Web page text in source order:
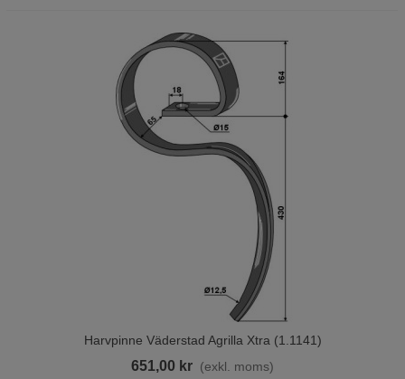
Harvpinne Väderstad Agrilla Xtra (1.1141)
651,00 kr (exkl. moms)